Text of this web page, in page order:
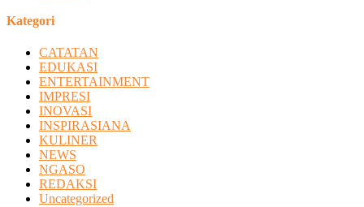
Kategori
CATATAN
EDUKASI
ENTERTAINMENT
IMPRESI
INOVASI
INSPIRASIANA
KULINER
NEWS
NGASO
REDAKSI
Uncategorized